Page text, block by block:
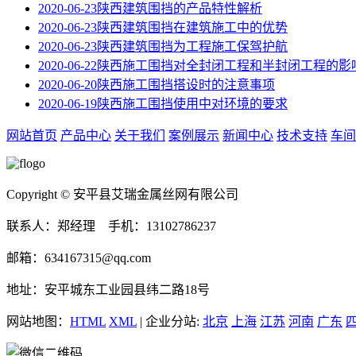
2020-06-23陕西建筑围挡的产品特性解析
2020-06-23陕西建筑围挡在建筑施工中的优势
2020-06-23陕西建筑围挡为工程施工保驾护航
2020-06-22陕西施工围挡对全封闭工程和半封闭工程的影
2020-06-20陕西施工围挡搭设时的注意事项
2020-06-19陕西施工围挡使用中对环境的要求
网站首页 产品中心 关于我们 案例展示 新闻中心 技术支持 车
Copyright © 安平县艾瑞金属丝网有限公司
联系人：郑经理 手机：13102786237
邮箱：634167315@qq.com
地址：安平城东工业园县纬二路18号
网站地图： HTML XML | 企业分站: 北京 上海 江苏 河南 广东